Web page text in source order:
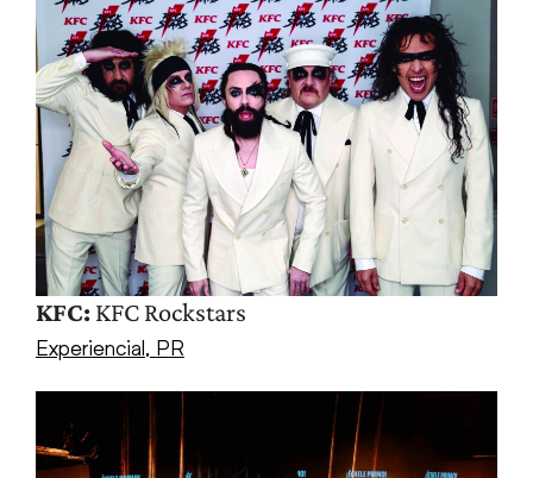
KFC:KFC Rockstars
Experiencial, PR